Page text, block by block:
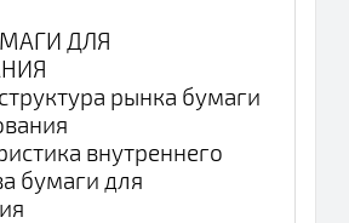
ДЛЯ
рынка бумаги
внутреннего
бумаги для